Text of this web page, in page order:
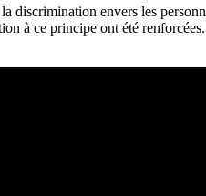
discrimination envers les
à ce principe ont été